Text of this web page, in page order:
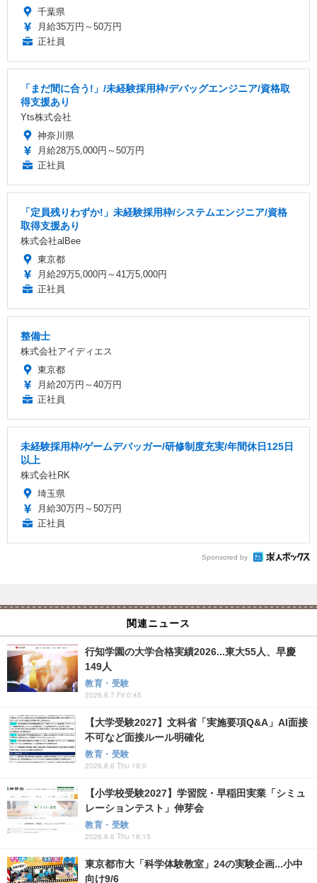
千葉県
月給35万円～50万円
正社員
「まだ間に合う!」/未経験採用枠/デバッグエンジニア/資格取
得支援あり
Yts株式会社
神奈川県
月給28万5,000円～50万円
正社員
「定員残りわずか!」未経験採用枠/システムエンジニア/資格
取得支援あり
株式会社alBee
東京都
月給29万5,000円～41万5,000円
正社員
整備士
株式会社アイディエス
東京都
月給20万円～40万円
正社員
未経験採用枠/ゲームデバッガー/研修制度充実/年間休日125日
以上
株式会社RK
埼玉県
月給30万円～50万円
正社員
Sponsored by
関連ニュース
行知学園の大学合格実績2026...東大55人、早慶
149人
教育・受験
2026.8.7 Fri 0:45
【大学受験2027】文科省「実施要項Q&A」AI面接
不可など面接ルール明確化
教育・受験
2026.8.6 Thu 19:0
【小学校受験2027】学習院・早稲田実業「シミュ
レーションテスト」伸芽会
教育・受験
2026.8.6 Thu 18:15
東京都市大「科学体験教室」24の実験企画...小中
向け9/6